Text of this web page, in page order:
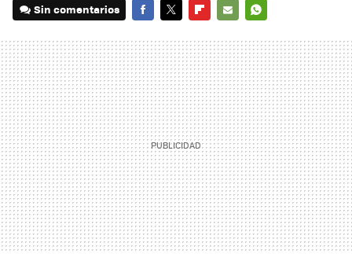
Sin comentarios
MAIL